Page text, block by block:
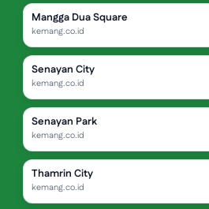
Mangga Dua Square
kemang.co.id
Senayan City
kemang.co.id
Senayan Park
kemang.co.id
Thamrin City
kemang.co.id